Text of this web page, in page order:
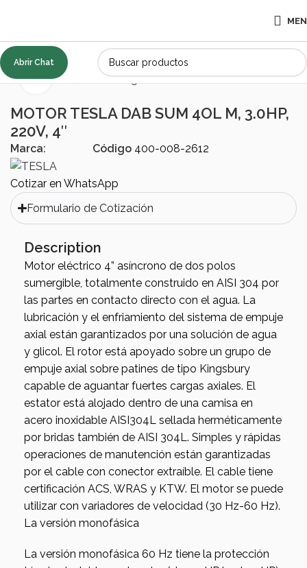
Abrir Chat
Inicio BOMBAS Sumergibles Motores
Click to enlarge
MOTOR TESLA DAB SUM 4OL M, 3.0HP,
220V, 4″
Marca: Código 400-008-2612
Cotizar en WhatsApp
Formulario de Cotización
Description
Motor eléctrico 4” asíncrono de dos polos
sumergible, totalmente construido en AISI 304 por
las partes en contacto directo con el agua. La
lubricación y el enfriamiento del sistema de empuje
axial están garantizados por una solución de agua
y glicol. El rotor está apoyado sobre un grupo de
empuje axial sobre patines de tipo Kingsbury
capable de aguantar fuertes cargas axiales. El
estator está alojado dentro de una camisa en
acero inoxidable AISI304L sellada herméticamente
por bridas también de AISI 304L. Simples y rápidas
operaciones de manutención están garantizadas
por el cable con conector extraíble. El cable tiene
certificación ACS, WRAS y KTW. El motor se puede
utilizar con variadores de velocidad (30 Hz-60 Hz).
La versión monofásica
La versión monofásica 60 Hz tiene la protección